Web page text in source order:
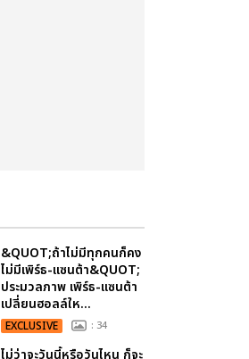
&QUOT;ถ้าไม่มีทุกคนก็คง
ไม่มีเพิร์ธ-แซนต้า&QUOT;
ประมวลภาพ เพิร์ธ-แซนต้า
เปลี่ยนฮอลล์ให...
EXCLUSIVE : 34
ไม่ว่าจะวันนี้หรือวันไหน ก็จะ